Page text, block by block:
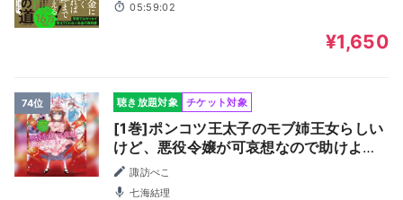
05:59:02
¥1,650
74位 聴き放題対象 チケット対象
[1巻]ポンコツ王太子のモブ姉王女らしい
けど、悪役令嬢が可哀想なので助けよう
と思います1～王女ルートがない！？なら
作ればいいのよ！～
諏訪ぺこ
七海結理